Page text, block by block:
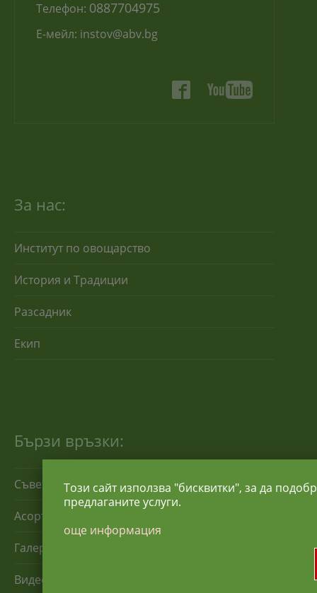
Телефон: 0887704975
Е-мейл: instov@abv.bg
За нас:
Институт по овощарство
История и Традиции
Разсадник
Екип
Бързи връзки:
Съвети за отглеждане
Асортимент
Галерия
Видео
Този сайт използва "бисквитки", за да
предлаганите услуги.
още информация